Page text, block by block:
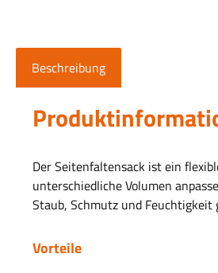
Beschreibung
Der Seitenfaltensack ist ein
unterschiedliche Volumen
Staub, Schmutz und
Vorteile